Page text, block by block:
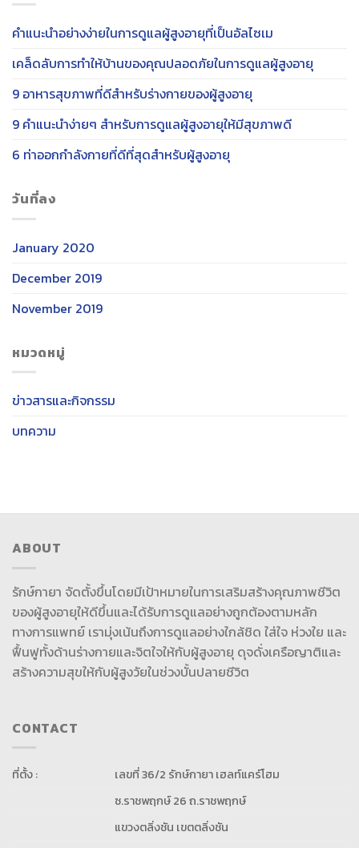
คำแนะนำอย่างง่ายในการดูแลผู้สูงอายุที่เป็นอัลไซเม
เคล็ดลับการทำให้บ้านของคุณปลอดภัยในการดูแลผู้สูงอายุ
9 อาหารสุขภาพที่ดีสำหรับร่างกายของผู้สูงอายุ
9 คำแนะนำง่ายๆ สำหรับการดูแลผู้สูงอายุให้มีสุขภาพดี
6 ท่าออกกำลังกายที่ดีที่สุดสำหรับผู้สูงอายุ
วันที่ลง
January 2020
December 2019
November 2019
หมวดหมู่
ข่าวสารและกิจกรรม
บทความ
ABOUT
รักษ์กายา จัดตั้งขึ้นโดยมีเป้าหมายในการเสริมสร้างคุณภาพชีวิต
ของผู้สูงอายุให้ดีขึ้นและได้รับการดูแลอย่างถูกต้องตามหลัก
ทางการแพทย์ เรามุ่งเน้นถึงการดูแลอย่างใกล้ชิด ใส่ใจ ห่วงใย และ
ฟื้นฟูทั้งด้านร่างกายและจิตใจให้กับผู้สูงอายุ ดุจดั่งเครือญาติและ
สร้างความสุขให้กับผู้สูงวัยในช่วงบั้นปลายชีวิต
CONTACT
ที่ตั้ง :
เลขที่ 36/2 รักษ์กายา เฮลท์แคร์โฮม
ซ.ราชพฤกษ์ 26 ถ.ราชพฤกษ์
แขวงตลิ่งชัน เขตตลิ่งชัน